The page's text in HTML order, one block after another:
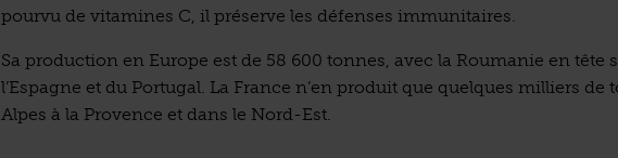
pourvu de vitamines C, il préserve les défenses immunitaires.
Sa production en Europe est de 58 600 tonnes, avec la Roumanie en tête
l’Espagne et du Portugal. La France n’en produit que quelques milliers de
Alpes à la Provence et dans le Nord-Est.